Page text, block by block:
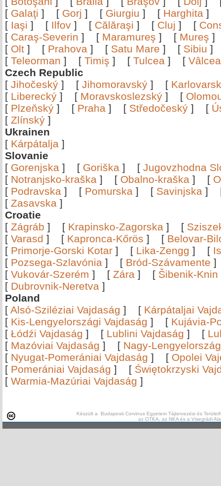
[ Galaţi ] [ Gorj ] [ Giurgiu ] [ Harghita ]
[ Iaşi ] [ Ilfov ] [ Călăraşi ] [ Cluj ] [
[ Caraş-Severin ] [ Maramureş ] [ Mureş
[ Olt ] [ Prahova ] [ Satu Mare ] [ Sibiu
[ Teleorman ] [ Timiş ] [ Tulcea ] [
Czech Republic
[ Jihočeský ] [ Jihomoravský ] [
[ Liberecký ] [ Moravskoslezský ] [
[ Plzeňský ] [ Praha ] [ Středočeský ] [
[ Zlínský ]
Ukrainen
[ Kárpátalja ]
Slovanie
[ Gorenjska ] [ Goriška ] [ Jugovzhodna
[ Notranjsko-kraška ] [ Obalno-kraška ] [
[ Podravska ] [ Pomurska ] [ Savinjska ]
[ Zasavska ]
Croatie
[ Zágráb ] [ Krapinsko-Zagorska ] [
[ Varasd ] [ Kapronca-Kőrös ] [ Belovar-
[ Primorje-Gorski Kotar ] [ Lika-Zengg ] [
[ Pozsega-Szlavónia ] [ Bród-Szávamente
[ Vukovár-Szerém ] [ Zára ] [ Šibenik-Knin
[ Dubrovnik-Neretva ]
Poland
[ Alsó-Sziléziai Vajdaság ] [ Kárpátaljai
[ Kis-Lengyelországi Vajdaság ] [ Kujávia-
[ Łódźi Vajdaság ] [ Lublini Vajdaság ] [
[ Mazóviai Vajdaság ] [ Nagy-
[ Nyugat-Pomerániai Vajdaság ] [ Opolei
[ Pomerániai Vajdaság ] [ Świętokrzyski
[ Warmia-Mazúriai Vajdaság ]
Készült a Budapesti Corvinus Egyetem Tájtervezési és
az OTKA, az NKA és a Visegrádi